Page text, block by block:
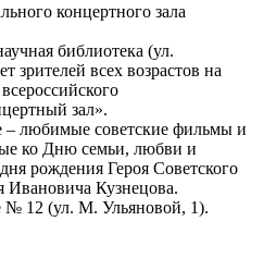
библиотека (ул.
зрителей всех возрастов на
зал».
– любимые советские фильмы и
ко Дню семьи, любви и
рождения Героя Советского
Ивановича Кузнецова.
№ 12 (ул. М. Ульяновой, 1).